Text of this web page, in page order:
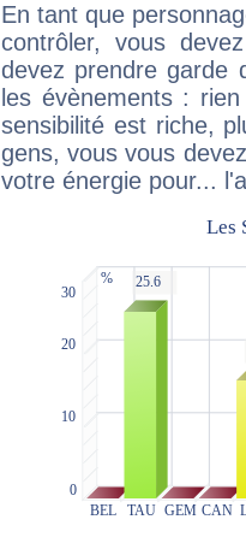
En tant que
contrôler, vous
devez prendre garde
les évènements :
sensibilité est riche,
gens, vous vous
votre énergie pour...